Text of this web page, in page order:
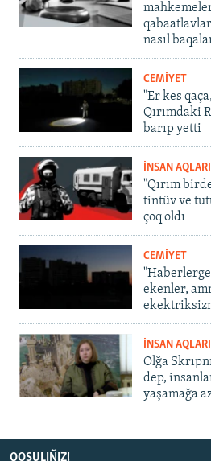
nasıl
CEMİYET
"Er kes
Qırımdaki
barıp yetti
İNSAN AQLARI
"Qırım
tintüv ve
çoq oldı
CEMİYET
ekenler,
İNSAN AQLARI
Olğa
dep,
yaşamağa
QOŞULIÑIZ!